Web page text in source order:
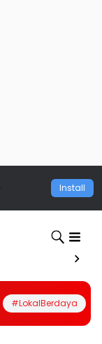
Install
#LokalBerdaya